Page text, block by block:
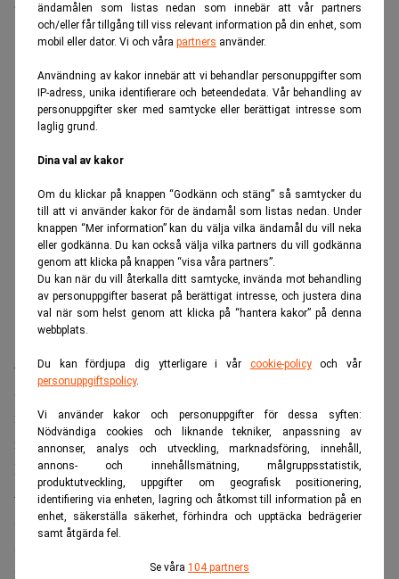
ändamålen som listas nedan som innebär att vår partners
och/eller får tillgång till viss relevant information på din enhet, som
mobil eller dator. Vi och våra partners använder.
Användning av kakor innebär att vi behandlar personuppgifter som
IP-adress, unika identifierare och beteendedata. Vår behandling av
personuppgifter sker med samtycke eller berättigat intresse som
laglig grund.
Dina val av kakor
Om du klickar på knappen “Godkänn och stäng” så samtycker du
till att vi använder kakor för de ändamål som listas nedan. Under
knappen “Mer information” kan du välja vilka ändamål du vill neka
eller godkänna. Du kan också välja vilka partners du vill godkänna
genom att klicka på knappen “visa våra partners”.
Du kan när du vill återkalla ditt samtycke, invända mot behandling
av personuppgifter baserat på berättigat intresse, och justera dina
val när som helst genom att klicka på “hantera kakor” på denna
webbplats.
Du kan fördjupa dig ytterligare i vår cookie-policyoch vår
personuppgiftspolicy.
Vi använder kakor och personuppgifter för dessa syften:
Nödvändiga cookies och liknande tekniker, anpassning av
annonser, analys och utveckling, marknadsföring, innehåll,
annons- och innehållsmätning, målgruppsstatistik,
produktutveckling, uppgifter om geografisk positionering,
identifiering via enheten, lagring och åtkomst till information på en
enhet, säkerställa säkerhet, förhindra och upptäcka bedrägerier
samt åtgärda fel.
Se våra 104 partners
bilden som Café tog.
ANNONS
– Ja, de är för långa. Enligt kostymreglerna så är de
absolut det. Men jag blev stylad så jag sa inget. Tittar man
noga så ser man att även armlängden är det. Men det var
roligt ändå, jag tycker bilden blev fin.
Hur många kostymer har du?
– Mellan 15 och 20 stycken.
Sofi Fahrman, som blev bäst klädda kvinna, säger att det
som gäller för killar i höst är ”etniskt mönstrade,
mönsterstickade tröjor till raka, mörka jeans och